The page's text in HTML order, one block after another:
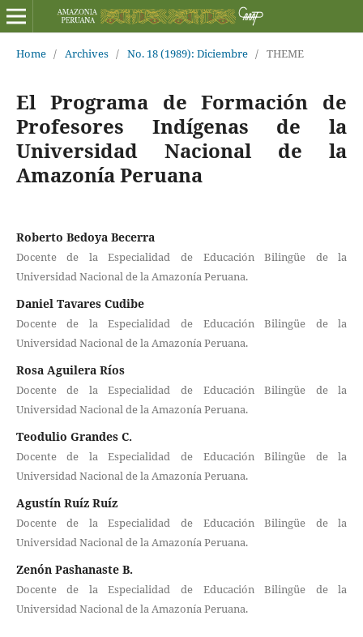
Home / Archives / No. 18 (1989): Diciembre / THEME
El Programa de Formación de
Profesores Indígenas de la
Universidad Nacional de la
Amazonía Peruana
Roberto Bedoya Becerra
Docente de la Especialidad de Educación Bilingüe de la
Universidad Nacional de la Amazonía Peruana.
Daniel Tavares Cudibe
Docente de la Especialidad de Educación Bilingüe de la
Universidad Nacional de la Amazonía Peruana.
Rosa Aguilera Ríos
Docente de la Especialidad de Educación Bilingüe de la
Universidad Nacional de la Amazonía Peruana.
Teodulio Grandes C.
Docente de la Especialidad de Educación Bilingüe de la
Universidad Nacional de la Amazonía Peruana.
Agustín Ruíz Ruíz
Docente de la Especialidad de Educación Bilingüe de la
Universidad Nacional de la Amazonía Peruana.
Zenón Pashanaste B.
Docente de la Especialidad de Educación Bilingüe de la
Universidad Nacional de la Amazonía Peruana.